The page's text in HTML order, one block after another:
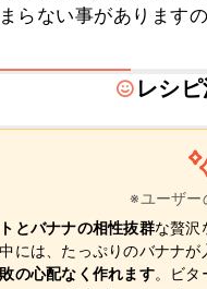
らない事があります
レシ
※ユーザー
とバナナの相性抜群な贅沢
には、たっぷりのバナナ
の心配なく作れます。ビタ